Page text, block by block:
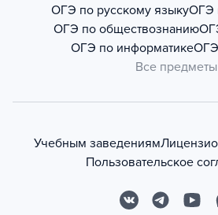
ОГЭ по русскому языкуОГЭ
ОГЭ по обществознанию
ОГЭ по информатике
Все предметы
Учебным заведениям
Пользовательское